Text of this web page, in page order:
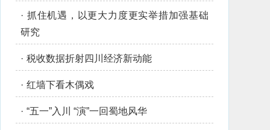
· 抓住机遇，以更大力度更实举措加强基础
研究
· 税收数据折射四川经济新动能
· 红墙下看木偶戏
· “五一”入川 “演”一回蜀地风华